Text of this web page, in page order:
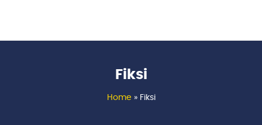
Fiksi
Home » Fiksi